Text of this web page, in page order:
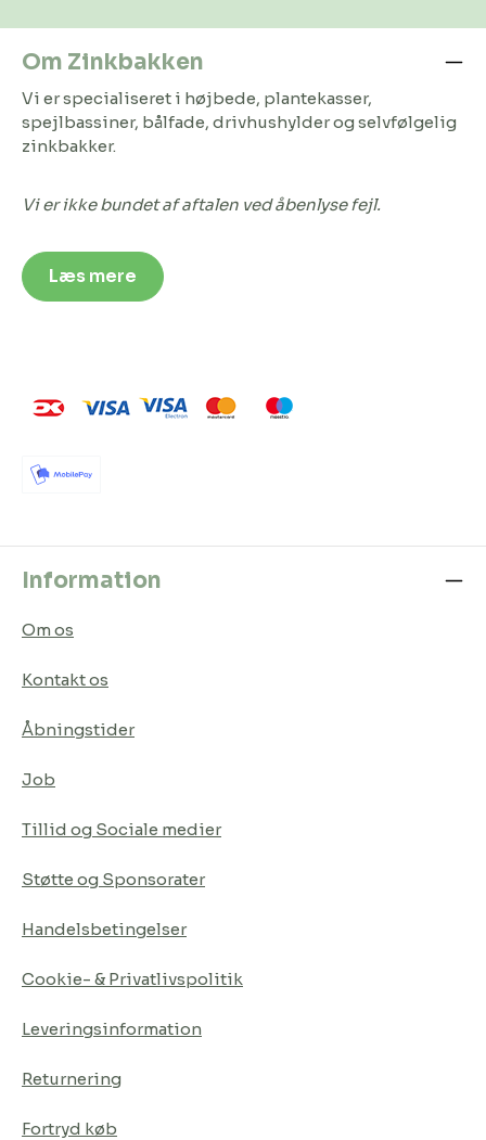
Om Zinkbakken
Vi er specialiseret i højbede, plantekasser,
spejlbassiner, bålfade, drivhushylder og selvfølgelig
zinkbakker.
Vi er ikke bundet af aftalen ved åbenlyse fejl.
Læs mere
Information
Om os
Kontakt os
Åbningstider
Job
Tillid og Sociale medier
Støtte og Sponsorater
Handelsbetingelser
Cookie- & Privatlivspolitik
Leveringsinformation
Returnering
Fortryd køb